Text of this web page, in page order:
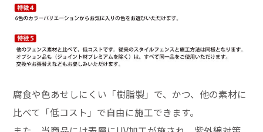
腐食や色あせしにくい「樹脂製」で、かつ、他の素材に
比べて「低コスト」で自由に施工できます。